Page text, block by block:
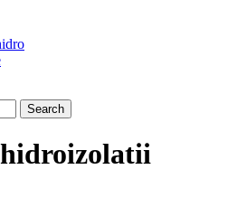
Search